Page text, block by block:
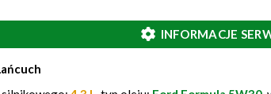
INFORMACJE